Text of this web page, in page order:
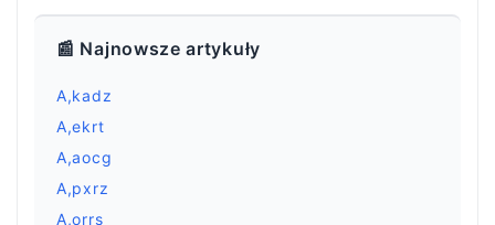
📰 Najnowsze artykuły
A,kadz
A,ekrt
A,aocg
A,pxrz
A,orrs